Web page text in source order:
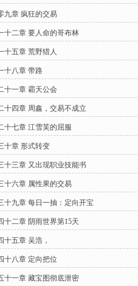
九章 疯狂的交易
十二章 要人命的哥布林
十五章 荒野猎人
十八章 带路
十一章 霸天公会
十四章 周鑫，交易不成立
十七章 江雪芙的屈服
十章 形式转变
十三章 又出现职业技能书
十六章 属性果的交易
十九章 每日一抽：定向开宝
十二章 阴雨世界第15天
十五章 吴浩，
十八章 定向把位
十一章 藏宝图彻底泄密